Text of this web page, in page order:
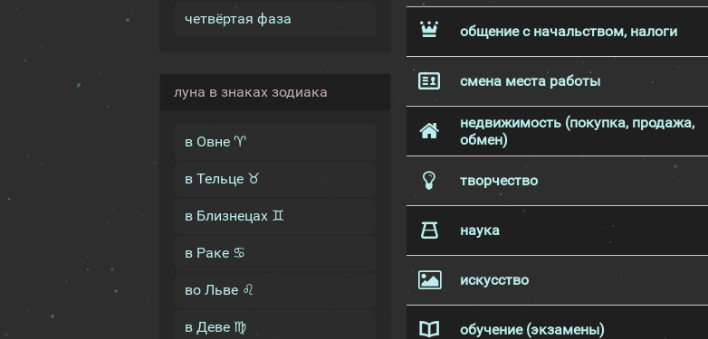
четвёртая фаза
луна в знаках зодиака
в Овне ♈
в Тельце ♉
в Близнецах ♊
в Раке ♋
во Льве ♌
в Деве ♍
общение с начальством, налоги
смена места работы
недвижимость (покупка, продажа,
обмен)
творчество
наука
искусство
обучение (экзамены)